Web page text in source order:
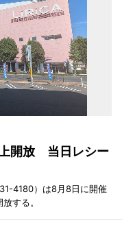
開放 当日レシー
4180）は8月8日に開催
する。